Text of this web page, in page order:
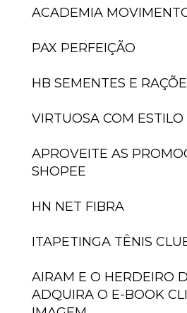
ACADEMIA
PAX PERFEIÇÃO
HB SEMENTES E
VIRTUOSA COM ESTILO
APROVEITE AS
SHOPEE
HN NET FIBRA
ITAPETINGA TÊNIS
AIRAM E O HERDEIRO
ADQUIRA O E-BOOK